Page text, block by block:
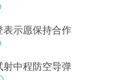
示愿保持合作
中程防空导弹